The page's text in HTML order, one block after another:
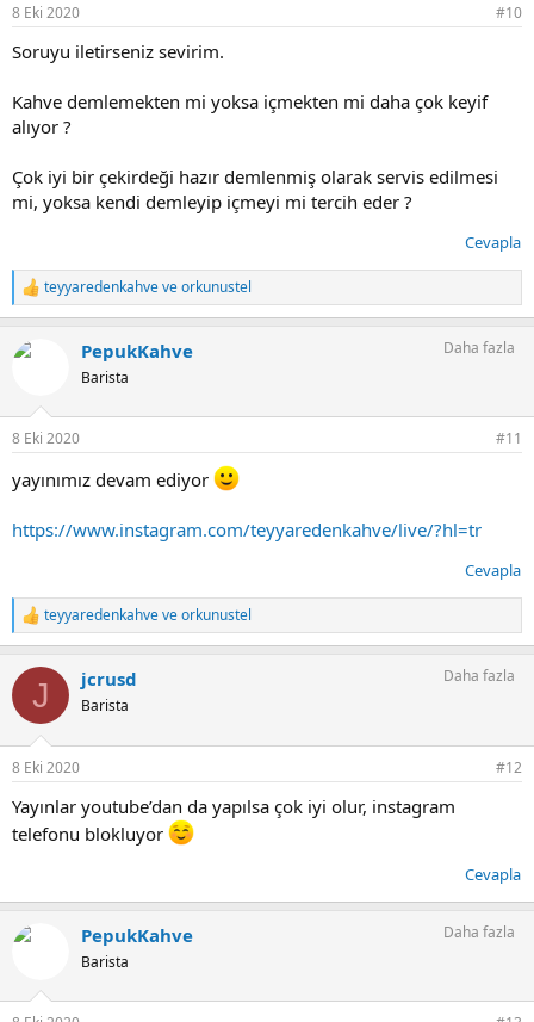
8 Eki 2020 #10
Soruyu iletirseniz sevirim.
Kahve demlemekten mi yoksa içmekten mi daha çok keyif
alıyor ?
Çok iyi bir çekirdeği hazır demlenmiş olarak servis edilmesi
mi, yoksa kendi demleyip içmeyi mi tercih eder ?
Cevapla
T
e
k
teyyaredenkahveveorkunustel
PepukKahve
Barista
Daha fazla
8 Eki 2020 #11
yayınımız devam ediyor
https://www.instagram.com/teyyaredenkahve/live/?hl=tr
Cevapla
T
e
k
l
teyyaredenkahveveorkunustel
J jcrusd
Barista
Daha fazla
8 Eki 2020 #12
Yayınlar youtube’dan da yapılsa çok iyi olur, instagram
telefonu blokluyor
Cevapla
PepukKahve
Barista
Daha fazla